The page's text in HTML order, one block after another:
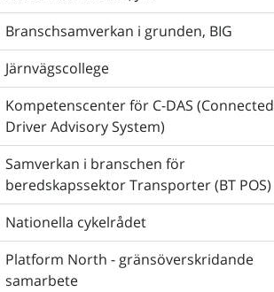
Branschsamverkan i grunden, BIG
Järnvägscollege
Kompetenscenter för C-DAS (Connected
Driver Advisory System)
Samverkan i branschen för
beredskapssektor Transporter (BT POS)
Nationella cykelrådet
Platform North - gränsöverskridande
samarbete